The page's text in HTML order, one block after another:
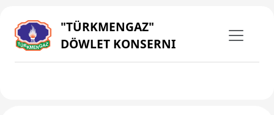
"TÜRKMENGAZ"
DÖWLET KONSERNI